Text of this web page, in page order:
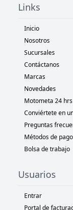
Links
Inicio
Nosotros
Sucursales
Contáctanos
Marcas
Novedades
Motometa 24 hrs
Conviértete en
Preguntas
Métodos de pago
Bolsa de trabajo
Usuarios
Entrar
Portal de